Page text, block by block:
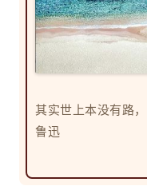
其实世上本没有路
鲁迅